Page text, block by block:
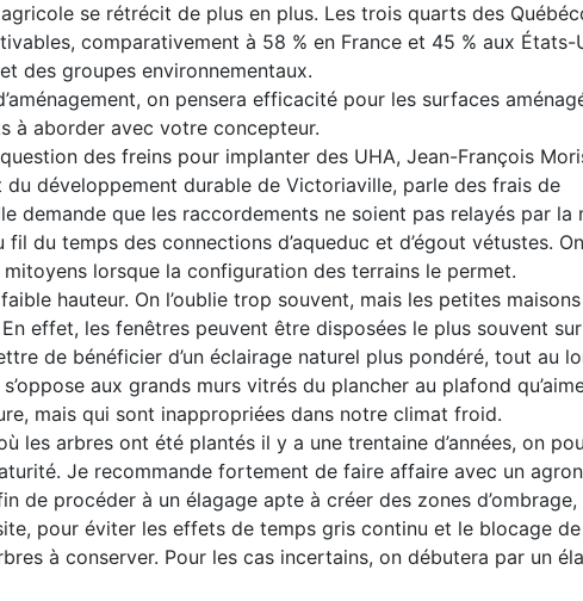
se rétrécit de plus en plus. Les trois quarts des
comparativement à 58 % en France et 45 % aux États-
des groupes environnementaux.
on pensera efficacité pour les surfaces
à aborder avec votre concepteur.
des freins pour implanter des UHA, Jean-François
développement durable de Victoriaville, parle des frais de
demande que les raccordements ne soient pas relayés par la
du temps des connections d’aqueduc et d’égout vétustes.
lorsque la configuration des terrains le permet.
hauteur. On l’oublie trop souvent, mais les petites
effet, les fenêtres peuvent être disposées le plus souvent
de bénéficier d’un éclairage naturel plus pondéré, tout au
aux grands murs vitrés du plancher au plafond
mais qui sont inappropriées dans notre climat froid.
les arbres ont été plantés il y a une trentaine d’années, on
Je recommande fortement de faire affaire avec un
de procéder à un élagage apte à créer des zones d’ombrage,
pour éviter les effets de temps gris continu et le blocage
à conserver. Pour les cas incertains, on débutera par un